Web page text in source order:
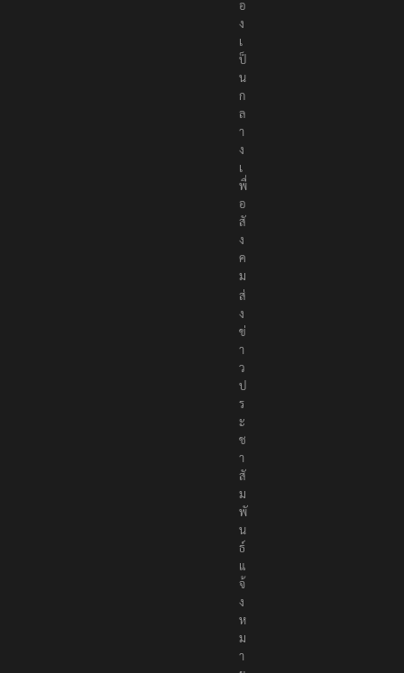
อ
ง
เ
ป็
น
ก
ล
า
ง
เ
พื่
อ
สั
ง
ค
ม
ส่
ง
ข่
า
ว
ป
ร
ะ
ช
า
สั
ม
พั
น
ธ์
แ
จ้
ง
ห
ม
า